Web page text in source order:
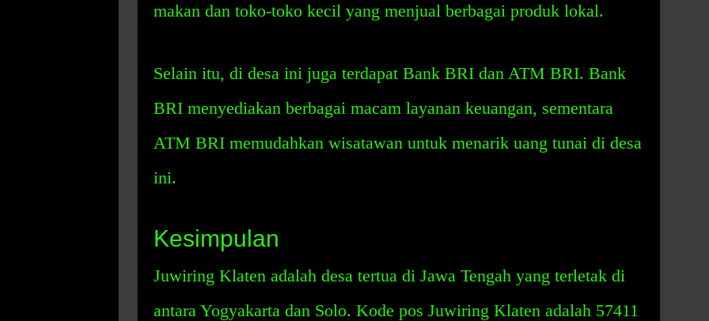
makan dan toko-toko kecil yang menjual berbagai produk lokal.
Selain itu, di desa ini juga terdapat Bank BRI dan ATM BRI. Bank
BRI menyediakan berbagai macam layanan keuangan, sementara
ATM BRI memudahkan wisatawan untuk menarik uang tunai di desa
ini.
Kesimpulan
Juwiring Klaten adalah desa tertua di Jawa Tengah yang terletak di
antara Yogyakarta dan Solo. Kode pos Juwiring Klaten adalah 57411